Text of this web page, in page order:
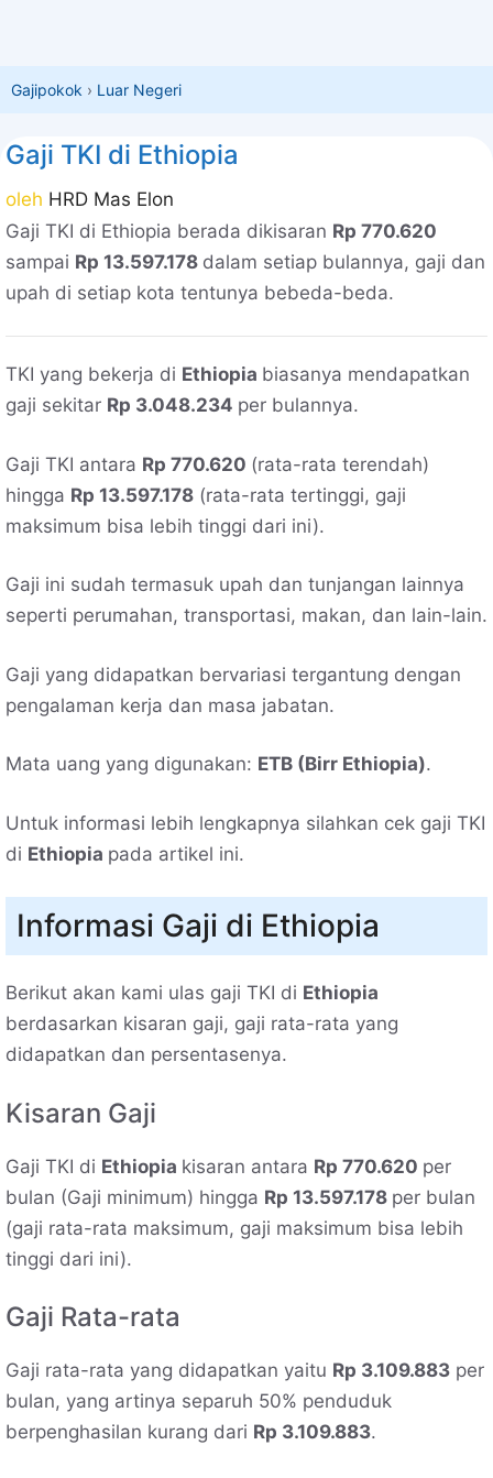
Gajipokok › Luar Negeri
Gaji TKI di Ethiopia
oleh HRD Mas Elon
Gaji TKI di Ethiopia berada dikisaran Rp 770.620
sampai Rp 13.597.178 dalam setiap bulannya, gaji dan
upah di setiap kota tentunya bebeda-beda.
TKI yang bekerja di Ethiopia biasanya mendapatkan
gaji sekitar Rp 3.048.234 per bulannya.
Gaji TKI antara Rp 770.620 (rata-rata terendah)
hingga Rp 13.597.178 (rata-rata tertinggi, gaji
maksimum bisa lebih tinggi dari ini).
Gaji ini sudah termasuk upah dan tunjangan lainnya
seperti perumahan, transportasi, makan, dan lain-lain.
Gaji yang didapatkan bervariasi tergantung dengan
pengalaman kerja dan masa jabatan.
Mata uang yang digunakan: ETB (Birr Ethiopia).
Untuk informasi lebih lengkapnya silahkan cek gaji TKI
di Ethiopia pada artikel ini.
Informasi Gaji di Ethiopia
Berikut akan kami ulas gaji TKI di Ethiopia
berdasarkan kisaran gaji, gaji rata-rata yang
didapatkan dan persentasenya.
Kisaran Gaji
Gaji TKI di Ethiopia kisaran antara Rp 770.620 per
bulan (Gaji minimum) hingga Rp 13.597.178 per bulan
(gaji rata-rata maksimum, gaji maksimum bisa lebih
tinggi dari ini).
Gaji Rata-rata
Gaji rata-rata yang didapatkan yaitu Rp 3.109.883 per
bulan, yang artinya separuh 50% penduduk
berpenghasilan kurang dari Rp 3.109.883.